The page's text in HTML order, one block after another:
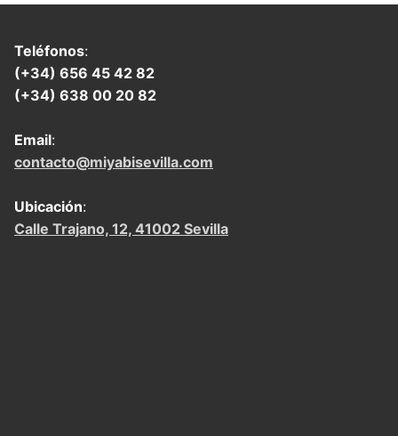
Teléfonos:
(+34) 656 45 42 82
(+34) 638 00 20 82
Email:
contacto@miyabisevilla.com
Ubicación:
Calle Trajano, 12, 41002 Sevilla